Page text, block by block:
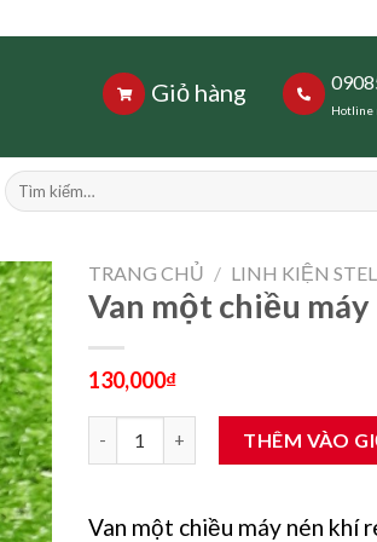
Giỏ hàng
Hotline
Tìm
kiếm:
TRANG CHỦ / LINH KIỆN
Van một chiều
130,000₫
Van một chiều máy nén khí ren
THÊM VÀO
Van một chiều máy nén khí